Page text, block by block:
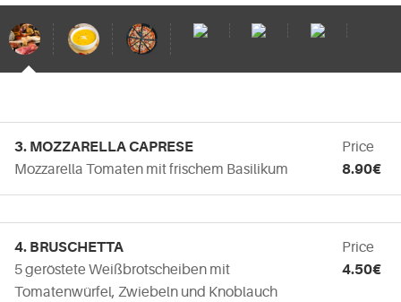
3. MOZZARELLA CAPRESE
Mozzarella Tomaten mit frischem Basilikum
Price
8.90€
4. BRUSCHETTA
5 geröstete Weißbrotscheiben mit
Tomatenwürfel, Zwiebeln und Knoblauch
Price
4.50€